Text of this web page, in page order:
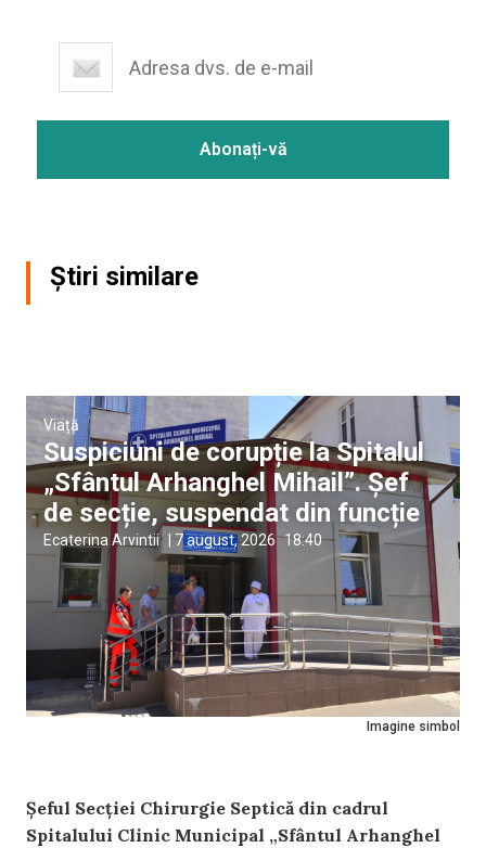
Știri similare
Imagine simbol
Viață
Suspiciuni de corupție la Spitalul
„Sfântul Arhanghel Mihail”. Șef
de secție, suspendat din funcție
Ecaterina Arvintii 7 august, 2026 18:40
Șeful Secției Chirurgie Septică din cadrul
Spitalului Clinic Municipal „Sfântul Arhanghel